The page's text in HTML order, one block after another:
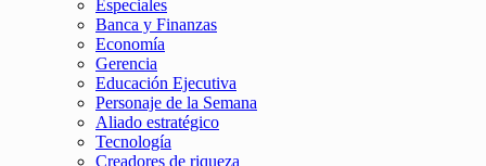
Especiales
Banca y Finanzas
Economía
Gerencia
Educación Ejecutiva
Personaje de la Semana
Aliado estratégico
Tecnología
Creadores de riqueza